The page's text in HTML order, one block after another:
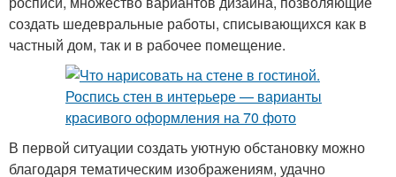
создать шедевральные работы, списывающихся как в
частный дом, так и в рабочее помещение.
В первой ситуации создать уютную обстановку можно
благодаря тематическим изображениям, удачно